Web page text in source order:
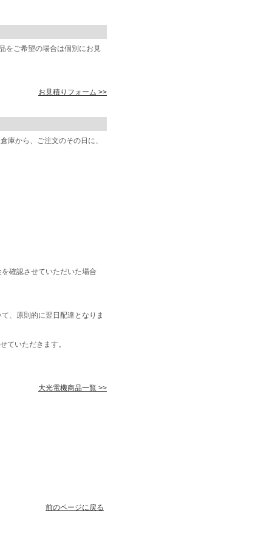
をご希望の場合は個別にお見
お見積りフォーム >>
から、ご注文のその日に、
確認させていただいた場合
、原則的に翌日配達となりま
ていただきます。
大光電機商品一覧 >>
前のページに戻る